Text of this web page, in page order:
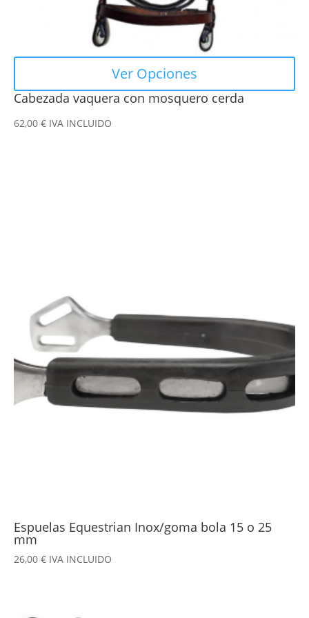
Cabezada vaquera con mosquero cerda
62,00 € IVA INCLUIDO
Ver Opciones
Espuelas Equestrian Inox/goma bola 15 o 25
mm
26,00 € IVA INCLUIDO